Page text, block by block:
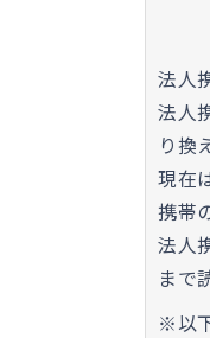
法人
法人
り換
現在
携帯
法人
まで
※以